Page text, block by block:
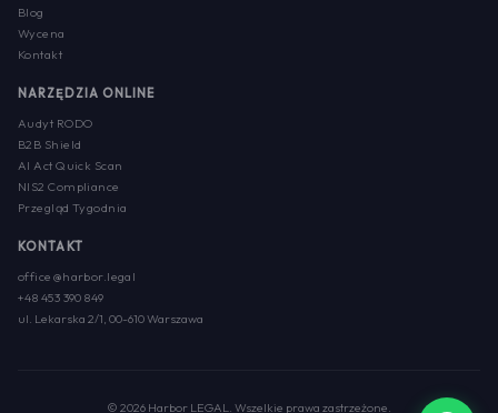
Blog
Wycena
Kontakt
NARZĘDZIA ONLINE
Audyt RODO
B2B Shield
AI Act Quick Scan
NIS2 Compliance
Przegląd Tygodnia
KONTAKT
office@harbor.legal
+48 453 390 849
ul. Lekarska 2/1, 00-610 Warszawa
© 2026 Harbor LEGAL. Wszelkie prawa zastrzeżone.